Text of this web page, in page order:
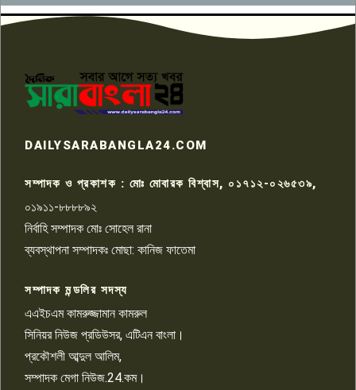
৬
উদ্দেশ্য প্রণোদিত সংবাদ প্রকাশের
প্রতিবাদ নাজির হাসানের
৭
কেটে ঘরে ঢুকে স্কুল শিক্ষিকাকে হত্যা
টয়লেটের ট্যাংকি থেকে লাশ উদ্ধার
রাজশাহীতে সন্ত্রাসী হামলায় গুরুতর
৯
চাঁদাবাজি ও হয়রানির অভিযোগ
১০
DAILYSARABANGLA24.COM
সম্পাদক ও প্রকাশক : মোঃ মোবারক বিশ্বাস, ০১৭১২-০২৬৫৩৯,
০১৯১১-৮৮৮৮৯২
নির্বাহি সম্পাদক মোঃ সোহেল রানা
ব্যবস্থাপনা সম্পাদকঃ মোছা: কানিজ ফাতেমা
সম্পাদক মন্ডলির সদস্য
এএইচএম কামরুজ্জামান কামরুল
সিনিয়র নিউজ প্রডিউসর, এটিএন বাংলা।
প্রকৌশলী আব্দুল আলিম,
সম্পাদক মেগা নিউজ.24.কম।